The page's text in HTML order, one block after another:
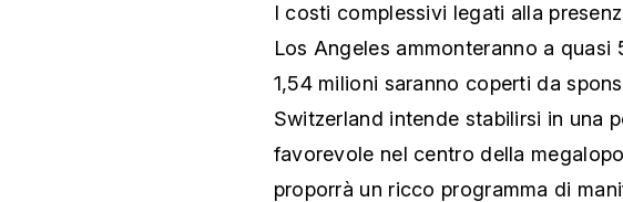
I costi complessivi legati alla
Los Angeles ammonteranno a
1,54 milioni saranno coperti da
Switzerland intende stabilirsi in una
favorevole nel centro della
proporrà un ricco programma di